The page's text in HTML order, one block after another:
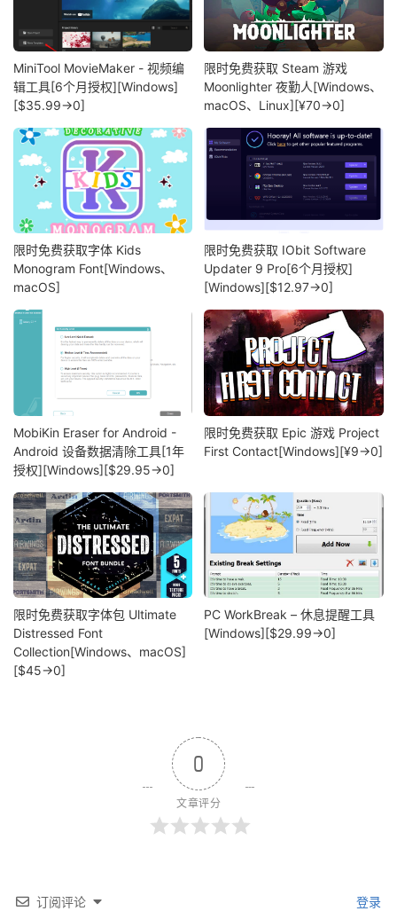
MiniTool MovieMaker - 视频编
辑工具[6个月授权][Windows]
[$35.99→0]
限时免费获取 Steam 游戏
Moonlighter 夜勤人[Windows、
macOS、Linux][¥70→0]
限时免费获取字体 Kids
Monogram Font[Windows、
macOS]
限时免费获取 IObit Software
Updater 9 Pro[6个月授权]
[Windows][$12.97→0]
MobiKin Eraser for Android -
Android 设备数据清除工具[1年
授权][Windows][$29.95→0]
限时免费获取 Epic 游戏 Project
First Contact[Windows][¥9→0]
限时免费获取字体包 Ultimate
Distressed Font
Collection[Windows、macOS]
[$45→0]
PC WorkBreak – 休息提醒工具
[Windows][$29.99→0]
0
文章评分
订阅评论 登录